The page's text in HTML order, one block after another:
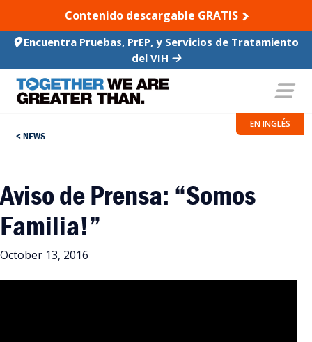
TO CONTENTContenido descargable GRATIS
Encuentra Pruebas, PrEP, y Servicios de Tratamiento
del VIH
EN INGLÉS
NEWS
Aviso de Prensa: “Somos
Familia!”
October 13, 2016